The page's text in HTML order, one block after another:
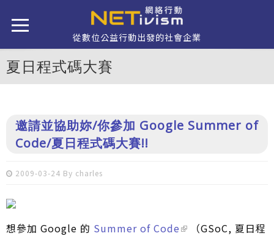
從數位公益行動出發的社會企業
夏日程式碼大賽
邀請並協助妳/你參加 Google Summer of
Code/夏日程式碼大賽!!
2009-03-24 By charles
想參加 Google 的 Summer of Code
（GSoC, 夏日程